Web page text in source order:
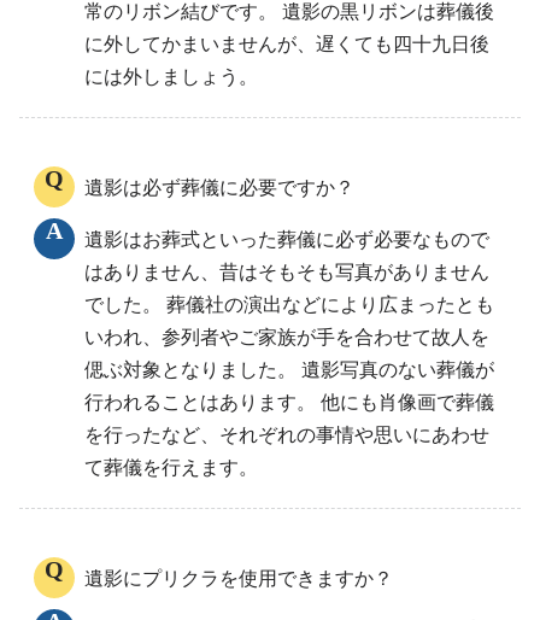
常のリボン結びです。 遺影の黒リボンは葬儀後
に外してかまいませんが、遅くても四十九日後
には外しましょう。
遺影は必ず葬儀に必要ですか？
遺影はお葬式といった葬儀に必ず必要なもので
はありません、昔はそもそも写真がありません
でした。 葬儀社の演出などにより広まったとも
いわれ、参列者やご家族が手を合わせて故人を
偲ぶ対象となりました。 遺影写真のない葬儀が
行われることはあります。 他にも肖像画で葬儀
を行ったなど、それぞれの事情や思いにあわせ
て葬儀を行えます。
遺影にプリクラを使用できますか？